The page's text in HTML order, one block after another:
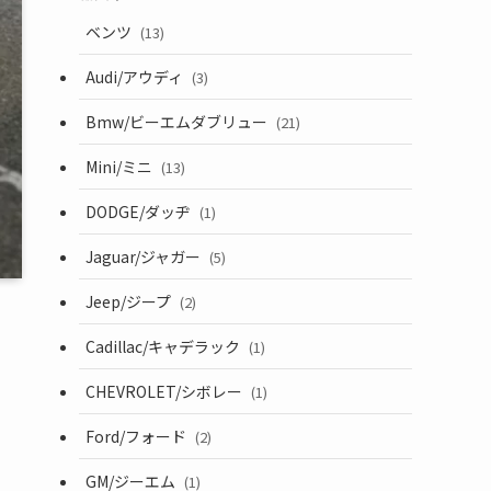
ベンツ (13)
Audi/アウディ (3)
Bmw/ビーエムダブリュー (21)
Mini/ミニ (13)
DODGE/ダッヂ (1)
Jaguar/ジャガー (5)
Jeep/ジープ (2)
Cadillac/キャデラック (1)
CHEVROLET/シボレー (1)
Ford/フォード (2)
GM/ジーエム (1)